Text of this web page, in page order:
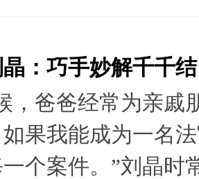
：巧手妙解千千结
，爸爸经常为亲戚
果我能成为一名
个案件。”刘晶时